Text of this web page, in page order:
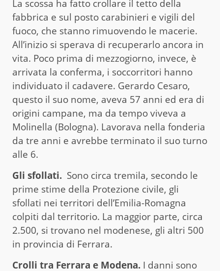
La scossa ha fatto crollare il tetto della
fabbrica e sul posto carabinieri e vigili del
fuoco, che stanno rimuovendo le macerie.
All’inizio si sperava di recuperarlo ancora in
vita. Poco prima di mezzogiorno, invece, è
arrivata la conferma, i soccorritori hanno
individuato il cadavere. Gerardo Cesaro,
questo il suo nome, aveva 57 anni ed era di
origini campane, ma da tempo viveva a
Molinella (Bologna). Lavorava nella fonderia
da tre anni e avrebbe terminato il suo turno
alle 6.
Gli sfollati. Sono circa tremila, secondo le
prime stime della Protezione civile, gli
sfollati nei territori dell’Emilia-Romagna
colpiti dal territorio. La maggior parte, circa
2.500, si trovano nel modenese, gli altri 500
in provincia di Ferrara.
Crolli tra Ferrara e Modena. I danni sono